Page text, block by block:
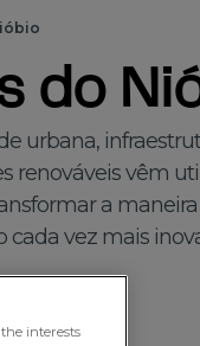
do
urbana,
renováveis vêm
a
vez mais
interests